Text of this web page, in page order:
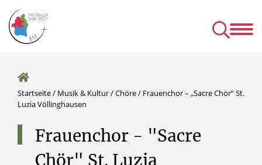
Startseite/ Musik & Kultur/Chöre/ Frauenchor – „Sacre Chör“ St.
Luzia Völlinghausen
Frauenchor - "Sacre
Chör" St. Luzia